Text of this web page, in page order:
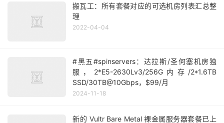
搬瓦工：所有套餐对应的可选机房列表汇总整
理
2022-04-04
#黑五#spinservers：达拉斯/圣何塞机房独
服，2*E5-2630Lv3/256G内存/2*1.6TB
SSD/30TB@10Gbps，$99/月
2024-11-18
新的 Vultr Bare Metal 裸金属服务器套餐已上